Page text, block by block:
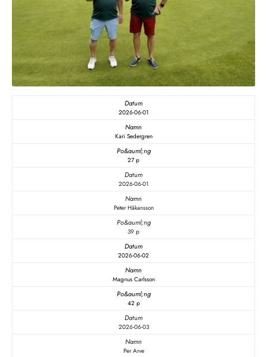
2026-06-01
Kari Sedergren
27 p
2026-06-01
Peter Håkansson
39 p
2026-06-02
Magnus Carlsson
42 p
2026-06-03
Per Arve